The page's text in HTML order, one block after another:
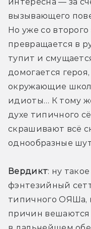
вызывающего
Но уже со
превращается в
тупит и
домогается
окружающие
идиоты… К тому
духе типичного
скрашивают всё
однообразные
Вердикт: ну
фэнтезийный
типичного ОЯШа,
причин